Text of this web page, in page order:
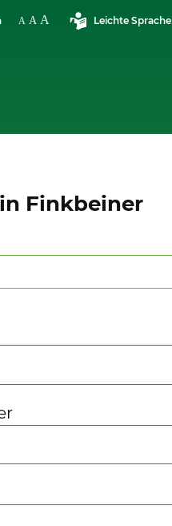
Leichte Sprache
Finkbeiner